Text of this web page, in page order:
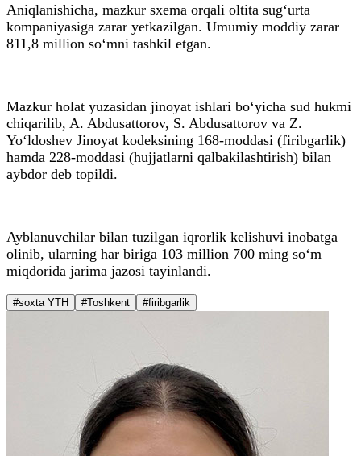
Aniqlanishicha, mazkur sxema orqali oltita sug‘urta
kompaniyasiga zarar yetkazilgan. Umumiy moddiy zarar
811,8 million so‘mni tashkil etgan.
Mazkur holat yuzasidan jinoyat ishlari bo‘yicha sud hukmi
chiqarilib, A. Abdusattorov, S. Abdusattorov va Z.
Yo‘ldoshev Jinoyat kodeksining 168-moddasi (firibgarlik)
hamda 228-moddasi (hujjatlarni qalbakilashtirish) bilan
aybdor deb topildi.
Ayblanuvchilar bilan tuzilgan iqrorlik kelishuvi inobatga
olinib, ularning har biriga 103 million 700 ming so‘m
miqdorida jarima jazosi tayinlandi.
#soxta YTH #Toshkent #firibgarlik